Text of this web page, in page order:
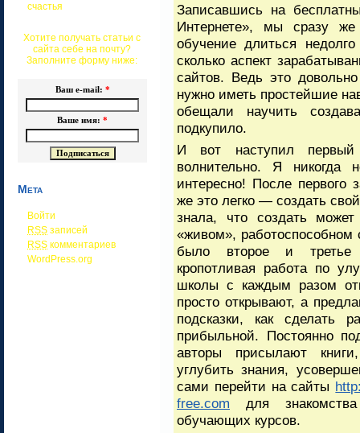
счастья
Хотите получать статьи с
сайта себе на почту?
Заполните форму ниже:
Ваш e-mail: *
Ваше имя: *
Мета
Войти
RSS записей
RSS комментариев
WordPress.org
Записавшись на
Интернете», мы сразу
обучение длиться
сколько аспект
сайтов. Ведь это
нужно иметь простейшие
обещали научить
подкупило.
И вот наступил
волнительно. Я никогда
интересно! После первого
же это легко — создать
знала, что создать
«живом», работоспособном
было второе и третье
кропотливая работа по
школы с каждым разом
просто открывают, а
подсказки, как сделать
прибыльной. Постоянно
авторы присылают
углубить знания,
сами перейти на сайты
free.com для
обучающих курсов.